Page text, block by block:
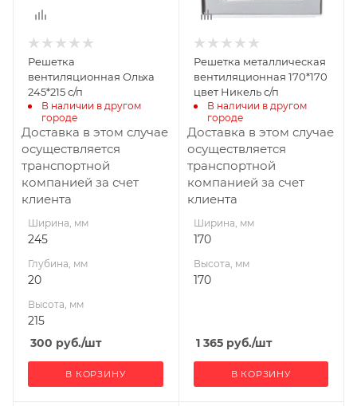
Решетка
вентиляционная Ольха
245*215 с/п
В наличии в другом
городе
Доставка в этом случае
осуществляется
транспортной
компанией за счет
клиента
Ширина, мм
245
Глубина, мм
20
Высота, мм
215
300 руб./шт
В КОРЗИНУ
Решетка металлическая
вентиляционная 170*170
цвет Никель с/п
В наличии в другом
городе
Доставка в этом случае
осуществляется
транспортной
компанией за счет
клиента
Ширина, мм
170
Высота, мм
170
1 365руб./шт
В КОРЗИНУ